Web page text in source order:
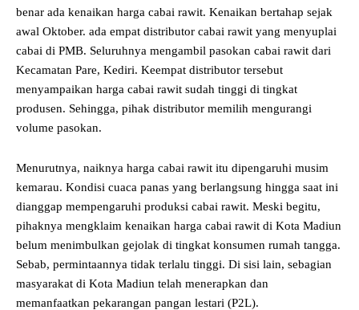
benar ada kenaikan harga cabai rawit. Kenaikan bertahap sejak
awal Oktober. ada empat distributor cabai rawit yang menyuplai
cabai di PMB. Seluruhnya mengambil pasokan cabai rawit dari
Kecamatan Pare, Kediri. Keempat distributor tersebut
menyampaikan harga cabai rawit sudah tinggi di tingkat
produsen. Sehingga, pihak distributor memilih mengurangi
volume pasokan.
Menurutnya, naiknya harga cabai rawit itu dipengaruhi musim
kemarau. Kondisi cuaca panas yang berlangsung hingga saat ini
dianggap mempengaruhi produksi cabai rawit. Meski begitu,
pihaknya mengklaim kenaikan harga cabai rawit di Kota Madiun
belum menimbulkan gejolak di tingkat konsumen rumah tangga.
Sebab, permintaannya tidak terlalu tinggi. Di sisi lain, sebagian
masyarakat di Kota Madiun telah menerapkan dan
memanfaatkan pekarangan pangan lestari (P2L).